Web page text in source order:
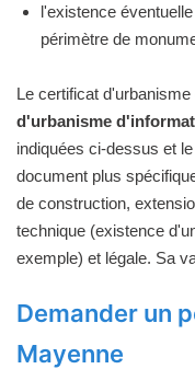
l'existence
périmètre de
Le certificat
d'urbanisme
indiquées ci-dessus et le
document plus
de construction,
technique (existence
exemple) et légale. Sa
Demander un
Mayenne